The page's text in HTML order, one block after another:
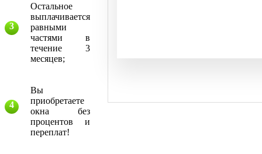
Остальное
выплачивается
равными
частями в
течение 3
месяцев;
Вы
приобретаете
окна без
процентов и
переплат!